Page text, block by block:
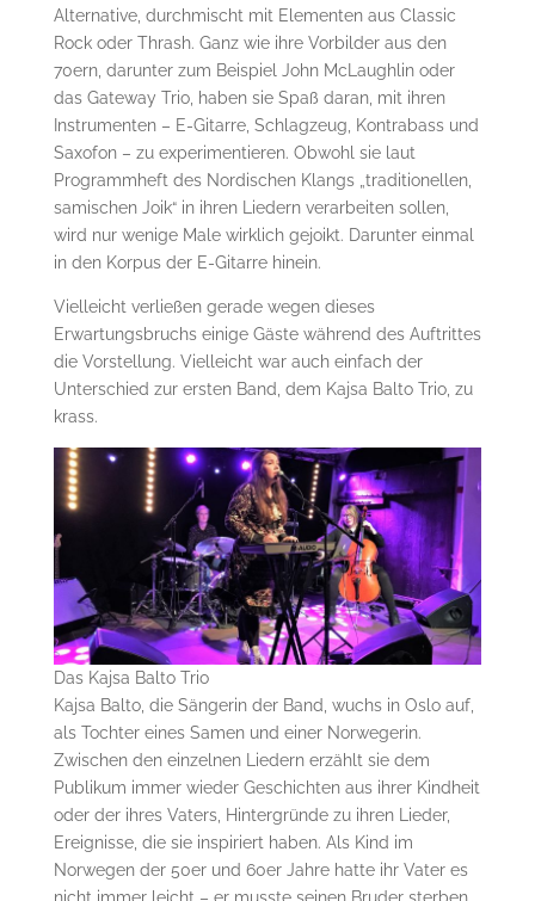
Alternative, durchmischt mit Elementen aus Classic
Rock oder Thrash. Ganz wie ihre Vorbilder aus den
70ern, darunter zum Beispiel John McLaughlin oder
das Gateway Trio, haben sie Spaß daran, mit ihren
Instrumenten – E-Gitarre, Schlagzeug, Kontrabass und
Saxofon – zu experimentieren. Obwohl sie laut
Programmheft des Nordischen Klangs „traditionellen,
samischen Joik“ in ihren Liedern verarbeiten sollen,
wird nur wenige Male wirklich gejoikt. Darunter einmal
in den Korpus der E-Gitarre hinein.
Vielleicht verließen gerade wegen dieses
Erwartungsbruchs einige Gäste während des Auftrittes
die Vorstellung. Vielleicht war auch einfach der
Unterschied zur ersten Band, dem Kajsa Balto Trio, zu
krass.
Das Kajsa Balto Trio
Kajsa Balto, die Sängerin der Band, wuchs in Oslo auf,
als Tochter eines Samen und einer Norwegerin.
Zwischen den einzelnen Liedern erzählt sie dem
Publikum immer wieder Geschichten aus ihrer Kindheit
oder der ihres Vaters, Hintergründe zu ihren Lieder,
Ereignisse, die sie inspiriert haben. Als Kind im
Norwegen der 50er und 60er Jahre hatte ihr Vater es